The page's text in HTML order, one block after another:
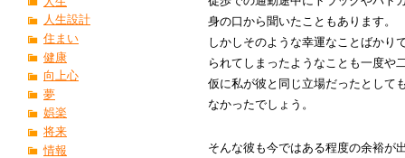
身の口から聞いたこともあります。
しかしそのような幸運なことばかり
られてしまったようなことも一度や
仮に私が彼と同じ立場だったとして
なかったでしょう。
そんな彼も今ではある程度の余裕が
人生設計
住まい
健康
向上心
夢
娯楽
将来
情報